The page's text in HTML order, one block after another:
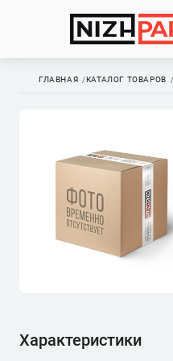
ГЛАВНАЯ КАТАЛОГ ТОВАРОВ
Характеристики